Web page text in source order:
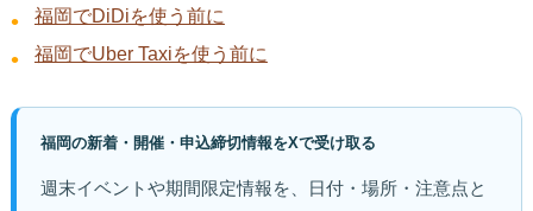
福岡でDiDiを使う前に
福岡でUber Taxiを使う前に
福岡の新着・開催・申込締切情報をXで受け取る
週末イベントや期間限定情報を、日付・場所・注意点と